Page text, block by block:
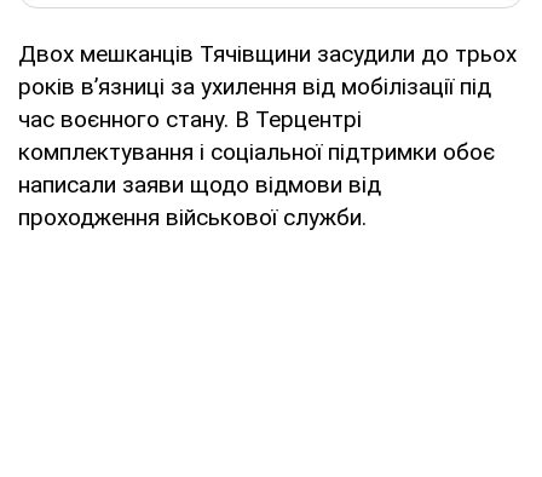
Двох мешканців Тячівщини засудили до трьох
років в’язниці за ухилення від мобілізації під
час воєнного стану. В Терцентрі
комплектування і соціальної підтримки обоє
написали заяви щодо відмови від
проходження військової служби.